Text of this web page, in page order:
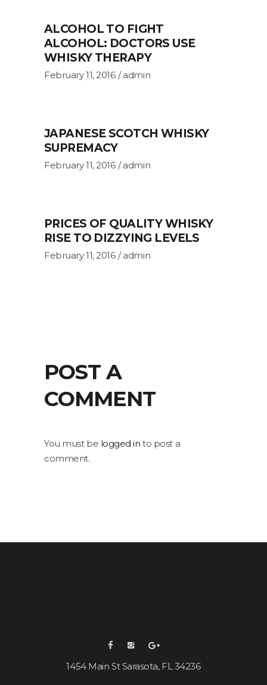
ALCOHOL TO FIGHT
ALCOHOL: DOCTORS USE
WHISKY THERAPY
February 11, 2016 admin
JAPANESE SCOTCH WHISKY
SUPREMACY
February 11, 2016 admin
PRICES OF QUALITY WHISKY
RISE TO DIZZYING LEVELS
February 11, 2016 admin
POST A
COMMENT
You must be logged in to post a
comment.
1454 Main St Sarasota, FL 34236